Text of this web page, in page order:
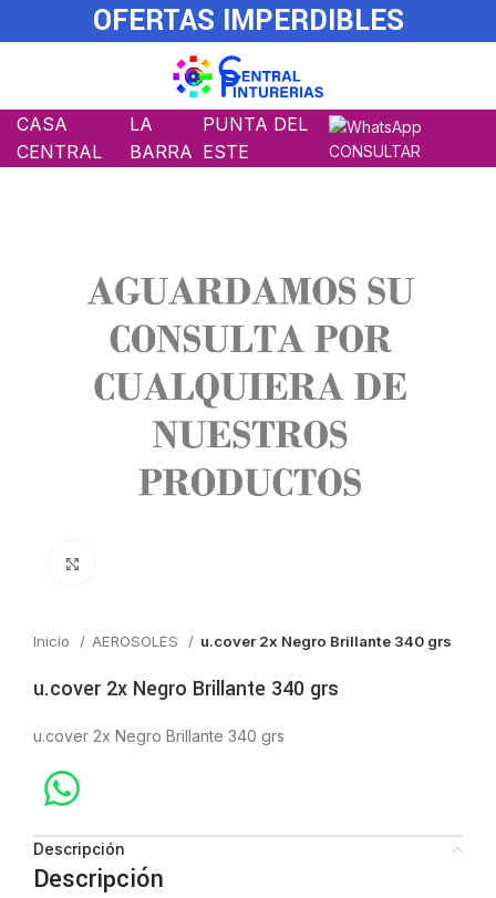
OFERTAS IMPERDIBLES
CASA
CENTRAL
LA
BARRA
PUNTA DEL
ESTE
CONSULTAR
Inicio AEROSOLES u.cover 2x Negro Brillante 340 grs
u.cover 2x Negro Brillante 340 grs
u.cover 2x Negro Brillante 340 grs
Descripción
Descripción